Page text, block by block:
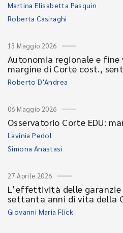
Martina Elisabetta Pasquin
Roberta Casiraghi
13 Maggio 2026
Autonomia regionale e
margine di Corte cost.,
Roberto D'Andrea
06 Maggio 2026
Osservatorio Corte EDU:
Lavinia Pedol
Simona Anastasi
27 Aprile 2026
L’effettività delle
settanta anni di vita della
Giovanni Maria Flick